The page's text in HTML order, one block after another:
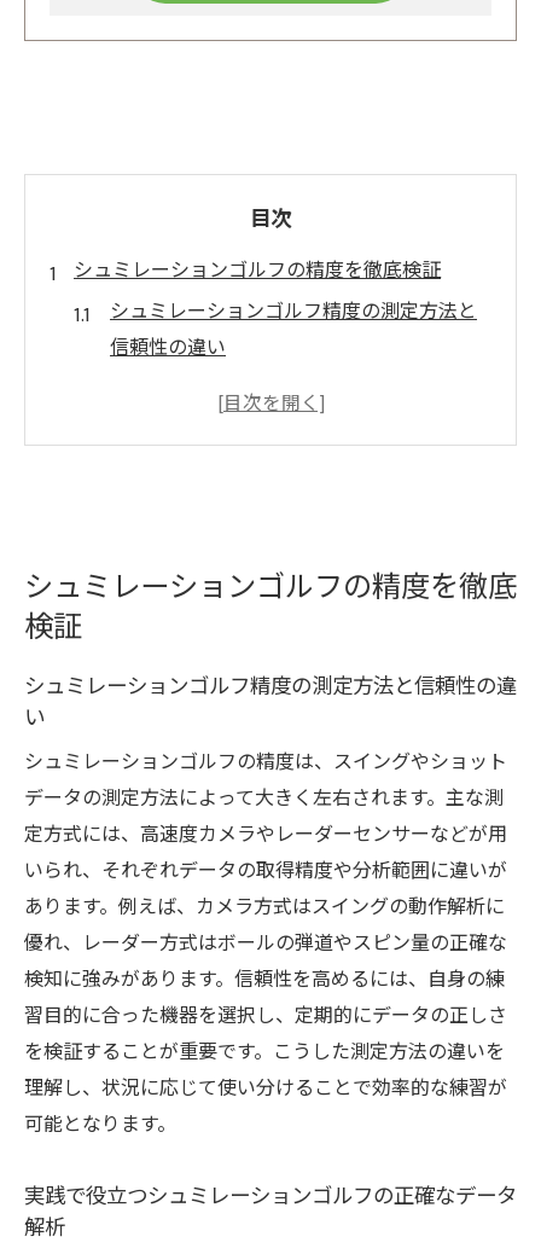
目次
シュミレーションゴルフの精度を徹底検証
シュミレーションゴルフ精度の測定方法と
信頼性の違い
実践で役立つシュミレーションゴルフの正
の練習環境
ディテクトやSDRなど精度比較の注目ポイン
データ分析が導く効率的な練習法とは
シュミレーションゴルフの練習効率を高め
るデータ活用術
フォーム改善に活きるシュミレーションゴ
ルフの分析手法
リアルタイムで実感するシュミレーション
ゴルフ練習効果
スイングデータから導く成長戦略と上達の
コツ
PDCAサイクルを回すシュミレーションゴル
シュミレーションゴルフのデータ分析で弱
シュミレーションゴルフの精度を徹底
検証
シュミレーションゴルフ精度の測定方法と信頼性の違
い
シュミレーションゴルフの精度は、スイングやショット
データの測定方法によって大きく左右されます。主な測
定方式には、高速度カメラやレーダーセンサーなどが用
いられ、それぞれデータの取得精度や分析範囲に違いが
あります。例えば、カメラ方式はスイングの動作解析に
優れ、レーダー方式はボールの弾道やスピン量の正確な
検知に強みがあります。信頼性を高めるには、自身の練
習目的に合った機器を選択し、定期的にデータの正しさ
を検証することが重要です。こうした測定方法の違いを
理解し、状況に応じて使い分けることで効率的な練習が
可能となります。
実践で役立つシュミレーションゴルフの正確なデータ
解析